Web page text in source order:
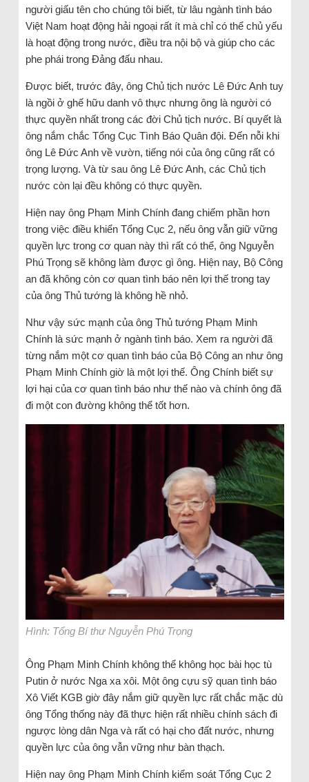
người giấu tên cho chúng tôi biết, từ lâu ngành tình báo
Việt Nam hoạt động hải ngoại rất ít mà chỉ có thể chủ yếu
là hoạt động trong nước, điều tra nội bộ và giúp cho các
phe phái trong Đảng đấu nhau.
Được biết, trước đây, ông Chủ tịch nước Lê Đức Anh tuy
là ngồi ở ghế hữu danh vô thực nhưng ông là người có
thực quyền nhất trong các đời Chủ tịch nước. Bí quyết là
ông nắm chắc Tổng Cục Tình Báo Quân đội. Đến nỗi khi
ông Lê Đức Anh về vườn, tiếng nói của ông cũng rất có
trọng lượng. Và từ sau ông Lê Đức Anh, các Chủ tịch
nước còn lại đều không có thực quyền.
Hiện nay ông Phạm Minh Chính đang chiếm phần hơn
trong việc điều khiển Tổng Cục 2, nếu ông vẫn giữ vững
quyền lực trong cơ quan này thì rất có thể, ông Nguyễn
Phú Trọng sẽ không làm được gì ông. Hiện nay, Bộ Công
an đã không còn cơ quan tình báo nên lợi thế trong tay
của ông Thủ tướng là không hề nhỏ.
Như vậy sức mạnh của ông Thủ tướng Phạm Minh
Chính là sức mạnh ở ngành tình báo. Xem ra người đã
từng nắm một cơ quan tình báo của Bộ Công an như ông
Phạm Minh Chính giờ là một lợi thế. Ông Chính biết sự
lợi hại của cơ quan tình báo như thế nào và chính ông đã
đi một con đường không thể tốt hơn.
Hình: Tổng Bí thư Nguyễn Phú Trọng
Ông Phạm Minh Chính không thể không học bài học tù
Putin ở nước Nga xa xôi. Một ông cựu sỹ quan tình báo
Xô Viết KGB giờ đây nắm giữ quyền lực rất chắc mặc dù
ông Tổng thống này đã thực hiện rất nhiều chính sách đi
ngược lòng dân Nga và rất có hại cho đất nước, nhưng
quyền lực của ông vẫn vững như bàn thạch.
Hiện nay ông Phạm Minh Chính kiểm soát Tổng Cục 2